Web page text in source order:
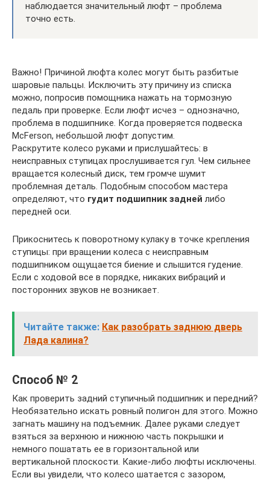
наблюдается значительный люфт – проблема
точно есть.
Важно! Причиной люфта колес могут быть разбитые
шаровые пальцы. Исключить эту причину из списка
можно, попросив помощника нажать на тормозную
педаль при проверке. Если люфт исчез – однозначно,
проблема в подшипнике. Когда проверяется подвеска
McFerson, небольшой люфт допустим.
Раскрутите колесо руками и прислушайтесь: в
неисправных ступицах прослушивается гул. Чем сильнее
вращается колесный диск, тем громче шумит
проблемная деталь. Подобным способом мастера
определяют, что гудит подшипник задней либо
передней оси.
Прикоснитесь к поворотному кулаку в точке крепления
ступицы: при вращении колеса с неисправным
подшипником ощущается биение и слышится гудение.
Если с ходовой все в порядке, никаких вибраций и
посторонних звуков не возникает.
Читайте также: Как разобрать заднюю дверь
Лада калина?
Способ № 2
Как проверить задний ступичный подшипник и передний?
Необязательно искать ровный полигон для этого. Можно
загнать машину на подъемник. Далее руками следует
взяться за верхнюю и нижнюю часть покрышки и
немного пошатать ее в горизонтальной или
вертикальной плоскости. Какие-либо люфты исключены.
Если вы увидели, что колесо шатается с зазором,